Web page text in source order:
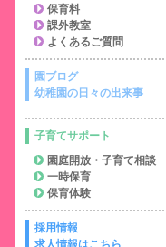
保育料
課外教室
よくあるご質問
園ブログ
幼稚園の日々の出来事
子育てサポート
園庭開放・子育て相談
一時保育
保育体験
採用情報
求人情報はこちら